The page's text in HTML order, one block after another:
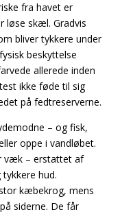
fra havet er
løse skæl. Gradvis
bliver tykkere under
beskyttelse
allerede inden
ikke føde til sig
på fedtreserverne.
– og fisk,
oppe i vandløbet.
væk – erstattet af
hud.
kæbekrog, mens
siderne. De får